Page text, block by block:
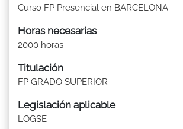
Curso FP Presencial en BARCELONA
Horas necesarias
2000 horas
Titulación
FP GRADO SUPERIOR
Legislación aplicable
LOGSE